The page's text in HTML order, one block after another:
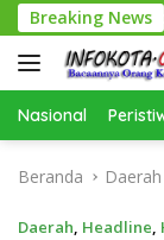
Langsung
ke
konten
Breaking News
Pemko Medan
Nasional
Beranda Daerah
Daerah, Headline,